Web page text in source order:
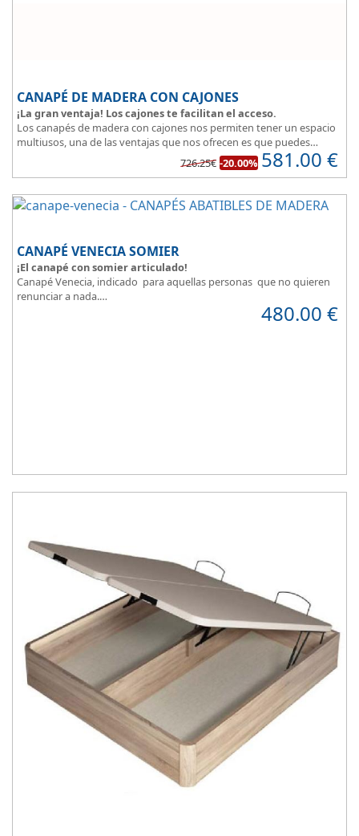
CANAPÉ DE MADERA CON CAJONES
¡La gran ventaja! Los cajones te facilitan el acceso.
Los canapés de madera con cajones nos permiten tener un espacio
multiusos, una de las ventajas que nos ofrecen es que puedes
disponer y acceder a lo que tienes almacenado en los cajones
quieras sin que entre polvo, así tus cosas estarán protegidas.
726.25€ -20.00% 581.00 €
CANAPÉ VENECIA SOMIER
¡El canapé con somier articulado!
Canapé Venecia, indicado para aquellas personas que no quieren
renunciar a nada.
Además de espacio extra, se adapta perfectamente a nuestra
480.00 €